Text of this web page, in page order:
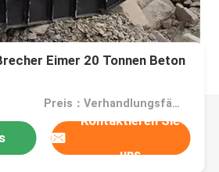
Eimer 20 Tonnen Beton
Preis：Verhandlungsfähig
Kontaktieren Sie
uns